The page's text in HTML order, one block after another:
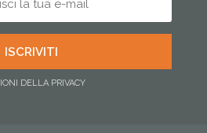
DELLA PRIVACY